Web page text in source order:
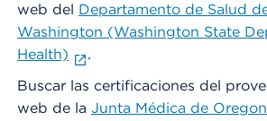
web del Departamento de Salud
Washington (Washington State
Health)
.
Buscar las certificaciones del
web de la Junta Médica de